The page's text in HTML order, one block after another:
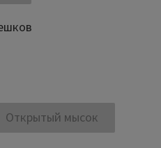
Открытый мысок